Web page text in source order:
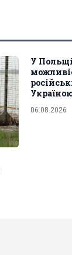
У
06.08.2026